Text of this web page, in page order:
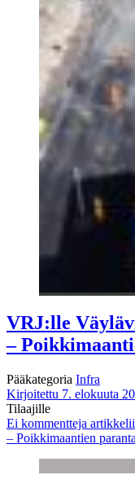
VRJ:lle
–
Pääkategoria Infra
Kirjoitettu 7. elokuuta
Tilaajille
Ei kommentteja
– Poikkimaantien